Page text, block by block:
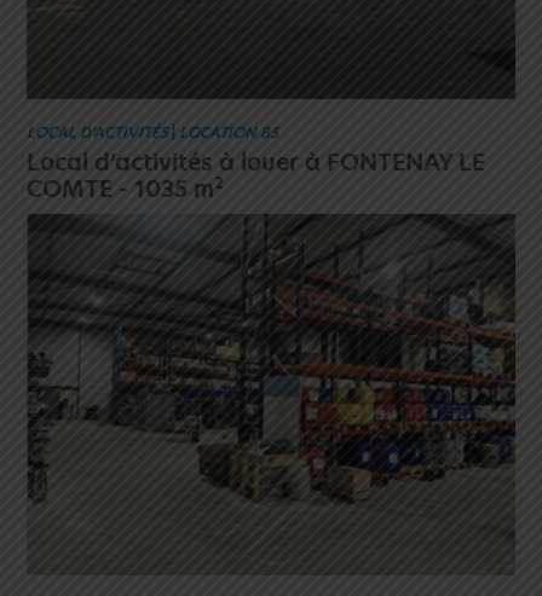
LOCAL D’ACTIVITÉS LOCATION 85
Local d’activités à louer à FONTENAY LE
COMTE - 1035 m2